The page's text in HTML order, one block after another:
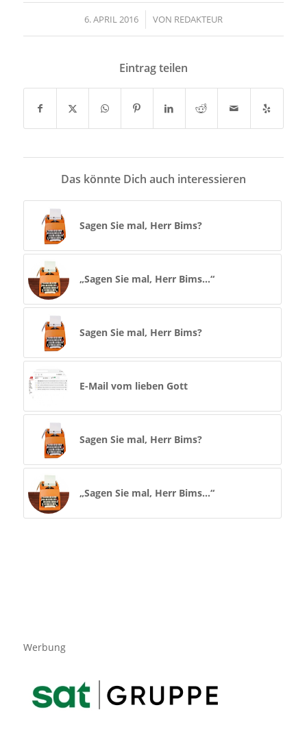
6. APRIL 2016
/ VON REDAKTEUR
Eintrag teilen
Das könnte Dich auch interessieren
Sagen Sie mal, Herr Bims?
„Sagen Sie mal, Herr Bims…“
Sagen Sie mal, Herr Bims?
E-Mail vom lieben Gott
Sagen Sie mal, Herr Bims?
„Sagen Sie mal, Herr Bims…“
Werbung